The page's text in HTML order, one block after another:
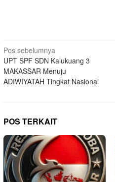
Navigasi
pos
Pos sebelumnya
UPT SPF SDN Kalukuang 3
MAKASSAR Menuju
ADIWIYATAH Tingkat Nasional
POS TERKAIT